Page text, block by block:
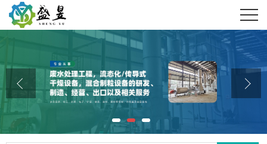
公司介绍
公司动态
产品展厅